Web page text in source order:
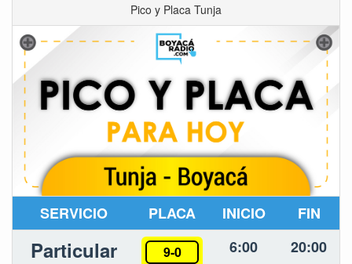
Pico y Placa Tunja
SERVICIO PLACA INICIO FIN
Particular 9-0 6:00 20:00